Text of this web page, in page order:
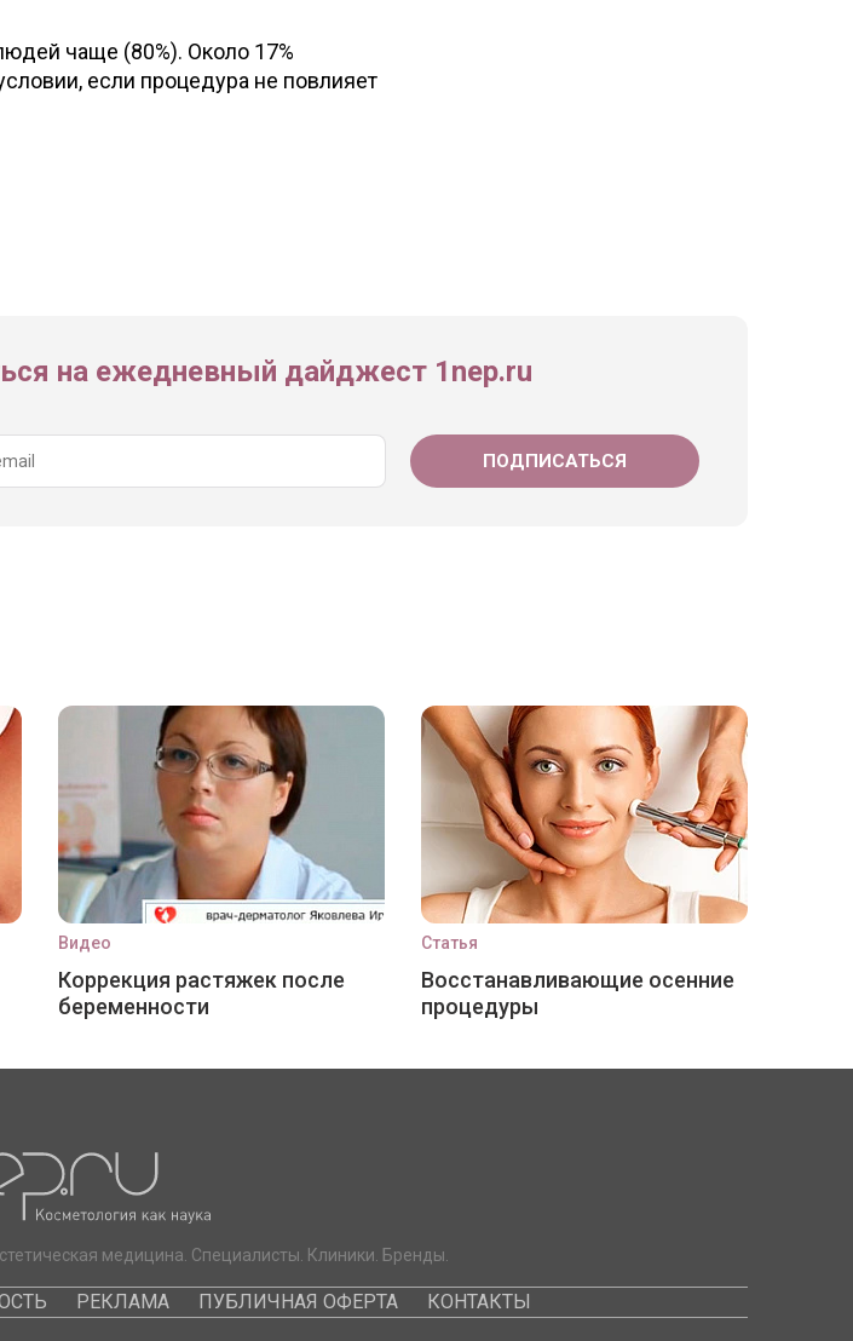
чаще (80%). Около 17%
если процедура не повлияет
на ежедневный дайджест 1nep.ru
Видео
Коррекция растяжек после
беременности
Статья
Восстанавливающие осенние
процедуры
медицина. Специалисты. Клиники. Бренды.
РЕКЛАМА ПУБЛИЧНАЯ ОФЕРТА КОНТАКТЫ